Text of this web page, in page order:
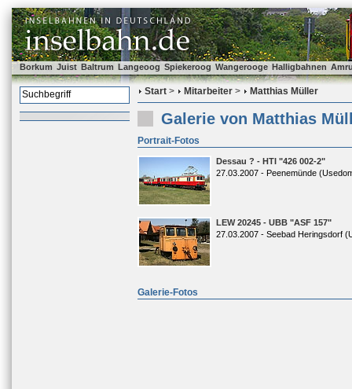
Borkum Juist Baltrum Langeoog Spiekeroog Wangerooge Halligbahnen
Start > Mitarbeiter > Matthias Müller
Galerie von Matthias
Portrait-Fotos
Dessau ? - HTI "426 002-2"
27.03.2007 - Peenemünde
LEW 20245 - UBB "ASF 157"
27.03.2007 - Seebad Heringsdorf
Galerie-Fotos